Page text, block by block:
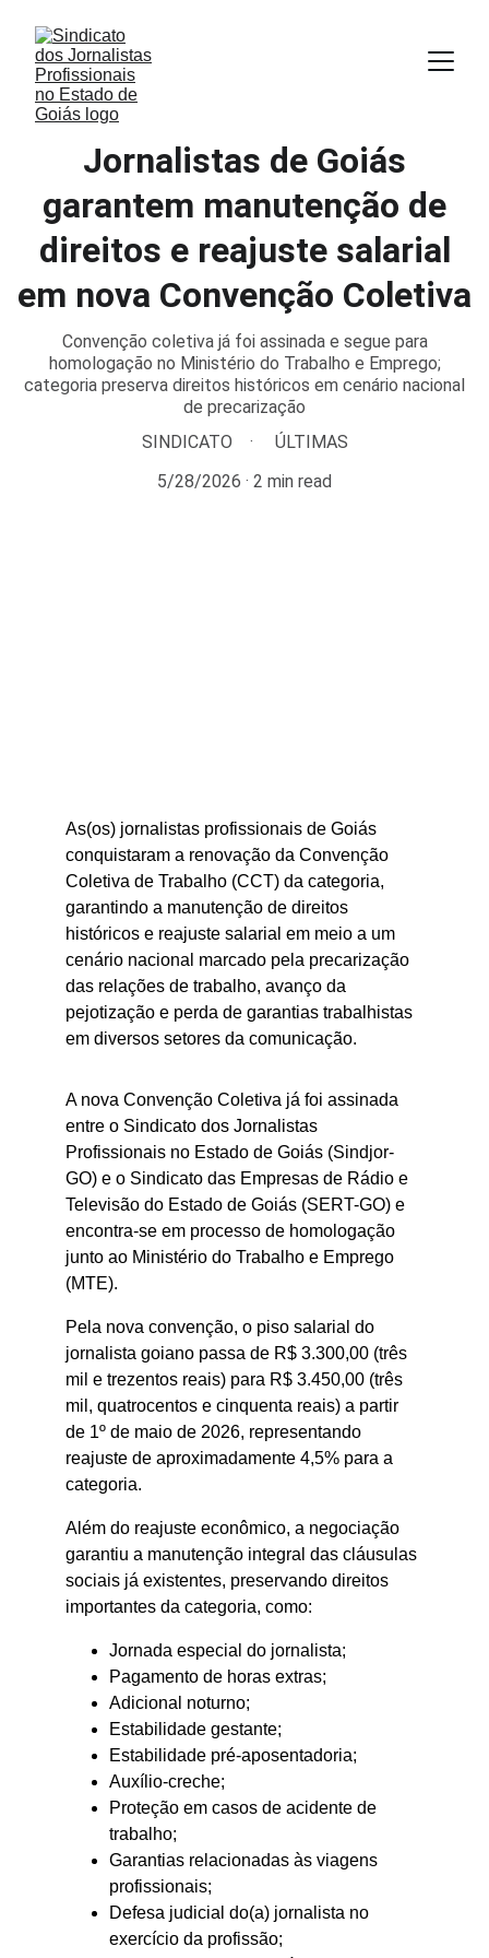
Jornalistas de Goiás
garantem manutenção de
direitos e reajuste salarial
em nova Convenção Coletiva
Convenção coletiva já foi assinada e segue para
homologação no Ministério do Trabalho e Emprego;
categoria preserva direitos históricos em cenário nacional
de precarização
SINDICATO
ÚLTIMAS
5/28/2026
2 min read
As(os) jornalistas profissionais de Goiás
conquistaram a renovação da Convenção
Coletiva de Trabalho (CCT) da categoria,
garantindo a manutenção de direitos
históricos e reajuste salarial em meio a um
cenário nacional marcado pela precarização
das relações de trabalho, avanço da
pejotização e perda de garantias trabalhistas
em diversos setores da comunicação.
A nova Convenção Coletiva já foi assinada
entre o Sindicato dos Jornalistas
Profissionais no Estado de Goiás (Sindjor-
GO) e o Sindicato das Empresas de Rádio e
Televisão do Estado de Goiás (SERT-GO) e
encontra-se em processo de homologação
junto ao Ministério do Trabalho e Emprego
(MTE).
Pela nova convenção, o piso salarial do
jornalista goiano passa de R$ 3.300,00 (três
mil e trezentos reais) para R$ 3.450,00 (três
mil, quatrocentos e cinquenta reais) a partir
de 1º de maio de 2026, representando
reajuste de aproximadamente 4,5% para a
categoria.
Além do reajuste econômico, a negociação
garantiu a manutenção integral das cláusulas
sociais já existentes, preservando direitos
importantes da categoria, como:
Jornada especial do jornalista;
Pagamento de horas extras;
Adicional noturno;
Estabilidade gestante;
Estabilidade pré-aposentadoria;
Auxílio-creche;
Proteção em casos de acidente de
trabalho;
Garantias relacionadas às viagens
profissionais;
Defesa judicial do(a) jornalista no
exercício da profissão;